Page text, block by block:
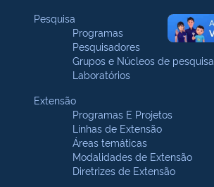
Pesquisa
Programas
Pesquisadores
Grupos e Núcleos de pesquisa
Laboratórios
Extensão
Programas E Projetos
Linhas de Extensão
Áreas temáticas
Modalidades de Extensão
Diretrizes de Extensão